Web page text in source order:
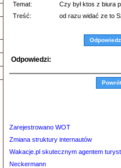
Temat:
Czy był ktos z biura
Treść:
od razu widać ze to
Odpowiedz
Odpowiedzi:
Zarejestrowano WOT
Zmiana struktury internautów
Wakacje.pl skutecznym agentem
Neckermann